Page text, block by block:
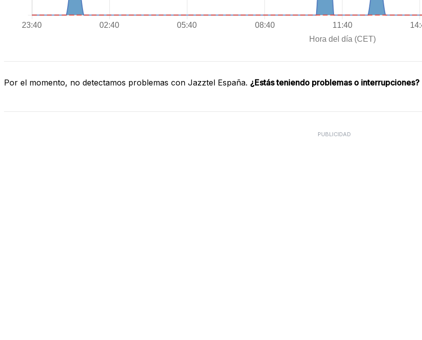
Por el momento, no detectamos problemas con Jazztel España. ¿Estás teniendo problemas o interrupciones?
PUBLICIDAD